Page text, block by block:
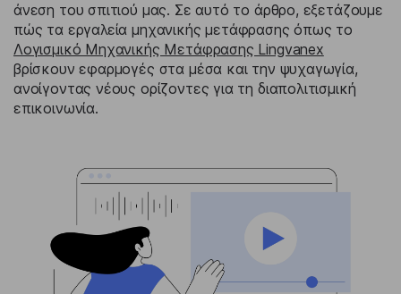
άνεση του σπιτιού μας. Σε αυτό το άρθρο, εξετάζουμε
πώς τα εργαλεία μηχανικής μετάφρασης όπως το
Λογισμικό Μηχανικής Μετάφρασης Lingvanex
βρίσκουν εφαρμογές στα μέσα και την ψυχαγωγία,
ανοίγοντας νέους ορίζοντες για τη διαπολιτισμική
επικοινωνία.